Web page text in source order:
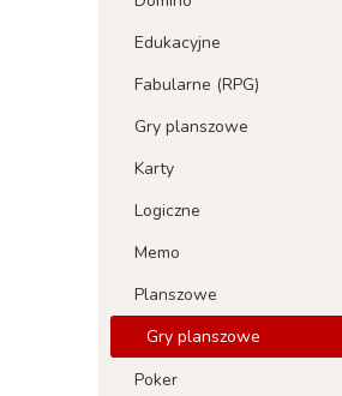
Edukacyjne
Fabularne (RPG)
Gry planszowe
Karty
Logiczne
Memo
Planszowe
Gry planszowe
Poker